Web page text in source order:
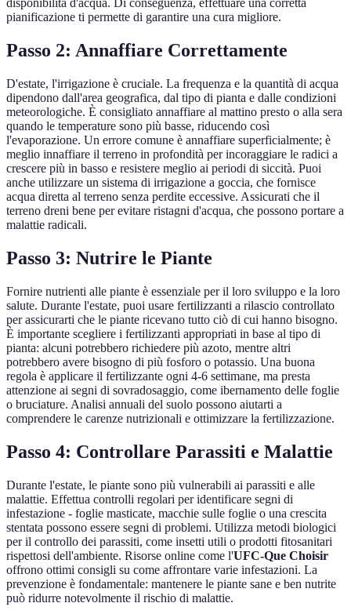
disponibilità d'acqua. Di conseguenza, effettuare una corretta
pianificazione ti permette di garantire una cura migliore.
Passo 2: Annaffiare Correttamente
D'estate, l'irrigazione è cruciale. La frequenza e la quantità di acqua
dipendono dall'area geografica, dal tipo di pianta e dalle condizioni
meteorologiche. È consigliato annaffiare al mattino presto o alla sera
quando le temperature sono più basse, riducendo così
l'evaporazione. Un errore comune è annaffiare superficialmente; è
meglio innaffiare il terreno in profondità per incoraggiare le radici a
crescere più in basso e resistere meglio ai periodi di siccità. Puoi
anche utilizzare un sistema di irrigazione a goccia, che fornisce
acqua diretta al terreno senza perdite eccessive. Assicurati che il
terreno dreni bene per evitare ristagni d'acqua, che possono portare a
malattie radicali.
Passo 3: Nutrire le Piante
Fornire nutrienti alle piante è essenziale per il loro sviluppo e la loro
salute. Durante l'estate, puoi usare fertilizzanti a rilascio controllato
per assicurarti che le piante ricevano tutto ciò di cui hanno bisogno.
È importante scegliere i fertilizzanti appropriati in base al tipo di
pianta: alcuni potrebbero richiedere più azoto, mentre altri
potrebbero avere bisogno di più fosforo o potassio. Una buona
regola è applicare il fertilizzante ogni 4-6 settimane, ma presta
attenzione ai segni di sovradosaggio, come ibernamento delle foglie
o bruciature. Analisi annuali del suolo possono aiutarti a
comprendere le carenze nutrizionali e ottimizzare la fertilizzazione.
Passo 4: Controllare Parassiti e Malattie
Durante l'estate, le piante sono più vulnerabili ai parassiti e alle
malattie. Effettua controlli regolari per identificare segni di
infestazione - foglie masticate, macchie sulle foglie o una crescita
stentata possono essere segni di problemi. Utilizza metodi biologici
per il controllo dei parassiti, come insetti utili o prodotti fitosanitari
rispettosi dell'ambiente. Risorse online come l'UFC-Que Choisir
offrono ottimi consigli su come affrontare varie infestazioni. La
prevenzione è fondamentale: mantenere le piante sane e ben nutrite
può ridurre notevolmente il rischio di malattie.